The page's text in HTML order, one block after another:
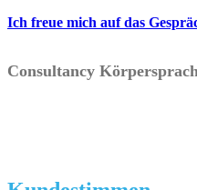
Ich freue mich auf das
Consultancy